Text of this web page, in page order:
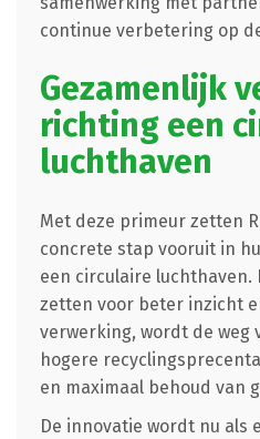
continue verbetering op
Gezamenlijk
richting een
luchthaven
Met deze primeur zetten
concrete stap vooruit in
een circulaire luchthaven.
zetten voor beter inzicht
verwerking, wordt de weg
hogere
en maximaal behoud van
De innovatie wordt nu als